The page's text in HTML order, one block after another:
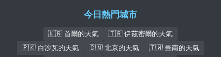
今日熱門城市
🇰🇷 首爾的天氣
🇹🇷 伊茲密爾的天氣
🇵🇰 白沙瓦的天氣
🇨🇳 北京的天氣
🇹🇼 臺南的天氣